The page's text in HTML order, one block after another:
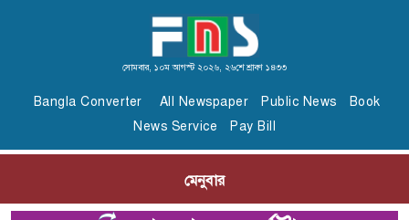
সোমবার, ১০ম আগস্ট ২০২৬, ২৬শে শ্রাবণ ১৪৩৩
Bangla Converter All Newspaper Public News
Book
News Service
Pay Bill
মেনুবার